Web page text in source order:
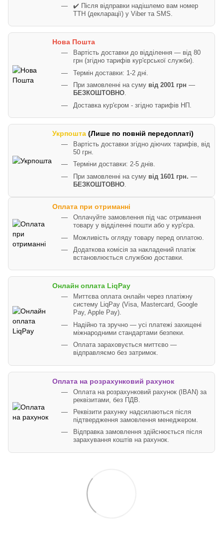
✔️ Після відправки надішлемо вам номер
ТТН (декларації) у Viber та SMS.
Нова Пошта
Вартість доставки до відділення — від 80
грн (згідно тарифів кур'єрської служби).
Термін доставки: 1-2 дні.
При замовленні на суму від 2001 грн —
БЕЗКОШТОВНО.
Доставка кур'єром - згідно тарифів НП.
Укрпошта (Лише по повній передоплаті)
Вартість доставки згідно діючих тарифів, від
50 грн.
Терміни доставки: 2-5 днів.
При замовленні на суму від 1601 грн. —
БЕЗКОШТОВНО.
Оплата при отриманні
Оплачуйте замовлення під час отримання
товару у відділенні пошти або у кур'єра.
Можливість огляду товару перед оплатою.
Додаткова комісія за накладений платіж
встановлюється службою доставки.
Онлайн оплата LiqPay
Миттєва оплата онлайн через платіжну
систему LiqPay (Visa, Mastercard, Google
Pay, Apple Pay).
Надійно та зручно — усі платежі захищені
міжнародними стандартами безпеки.
Оплата зараховується миттєво —
відправляємо без затримок.
Оплата на розрахунковий рахунок
Оплата на розрахунковий рахунок (IBAN) за
реквізитами, без ПДВ.
Реквізити рахунку надсилаються після
підтвердження замовлення менеджером.
Відправка замовлення здійснюється після
зарахування коштів на рахунок.